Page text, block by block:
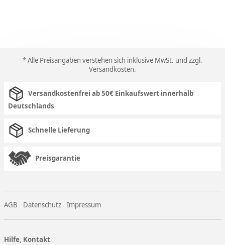
* Alle Preisangaben verstehen sich inklusive MwSt. und zzgl.
Versandkosten.
Versandkostenfrei ab 50€ Einkaufswert innerhalb
Deutschlands
Schnelle Lieferung
Preisgarantie
AGB Datenschutz Impressum
Hilfe, Kontakt